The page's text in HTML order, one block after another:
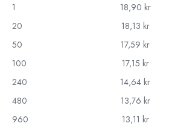
1
18,90 kr
20
18,13 kr
50
17,59 kr
100
17,15 kr
240
14,64 kr
480
13,76 kr
960
13,11 kr